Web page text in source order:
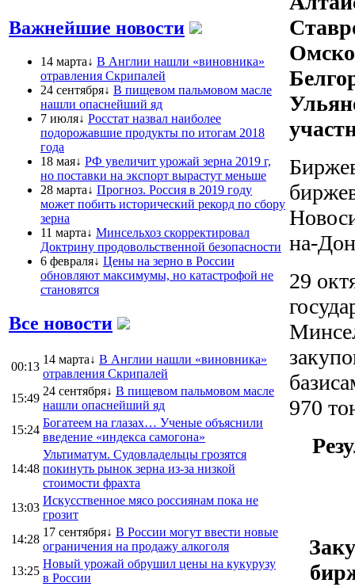
Важнейшие новости
14 марта↓ В Англии нашли «виновника»
отравления Скрипалей
24 сентября↓ В пищевом пальмовом масле
нашли опаснейший яд
7 июля↓ Росстат назвал наиболее
подорожавшие продукты по итогам 2018
года
18 мая↓ РФ увеличит урожай зерна 2019 г,
но поставки на экспорт вырастут меньше
28 марта↓ Прогноз. Россия в 2019 году
может побить исторический рекорд по сбору
зерна
11 марта↓ Минсельхоз скорректировал
Доктрину продовольственной безопасности
6 февраля↓ Цены на зерно в России
обновляют максимумы, но катастрофой не
становятся
Все новости
00:13
14 марта↓ В Англии нашли «виновника»
отравления Скрипалей
15:49
24 сентября↓ В пищевом пальмовом масле
нашли опаснейший яд
15:24
Богатеем на глазах… Ученые объяснили
введение «индекса самогона»
14:48
Ультиматум. Судовладельцы грозятся
покинуть рынок зерна из-за низкой
стоимости фрахта
13:03
Искусственное мясо россиянам пока не
грозит
14:28
17 сентября↓ В России могут ввести новые
ограничения на продажу алкоголя
13:25
Новый урожай обрушил цены на кукурузу
в России
на-
29
970